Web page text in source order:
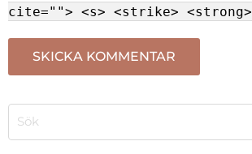
cite=""> <s> <strike> <strong>